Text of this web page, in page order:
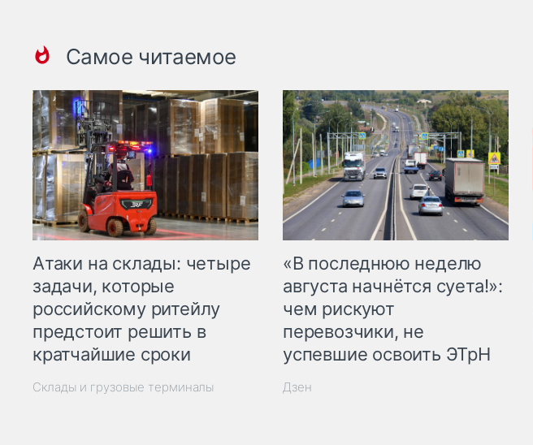
Самое читаемое
Атаки на склады: четыре
задачи, которые
российскому ритейлу
предстоит решить в
кратчайшие сроки
Склады и грузовые терминалы
«В последнюю неделю
августа начнётся суета!»:
чем рискуют
перевозчики, не
успевшие освоить ЭТрН
Дзен